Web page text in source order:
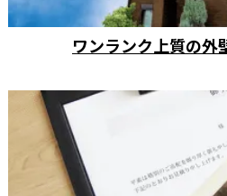
ワンランク上質の外